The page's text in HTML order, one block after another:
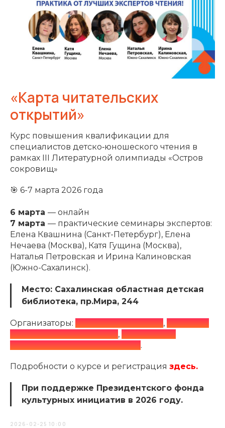
«Карта читательских
открытий»
Курс повышения квалификации для
специалистов детско‑юношеского чтения в
рамках III Литературной олимпиады «Остров
сокровищ»
🎯 6-7 марта 2026 года
6 марта — онлайн
7 марта — практические семинары экспертов:
Елена Квашнина (Санкт-Петербург), Елена
Нечаева (Москва), Катя Гущина (Москва),
Наталья Петровская и Ирина Калиновская
(Южно-Сахалинск).
Место: Сахалинская областная детская
библиотека, пр.Мира, 244
Организаторы: АНО «Центр чтения», АНО ДПО
«Учебный центр Джи Эс», Сахалинская
областная детская библиотека.
Подробности о курсе и регистрация здесь.
При поддержке Президентского фонда
культурных инициатив в 2026 году.
2026-02-25 10:00